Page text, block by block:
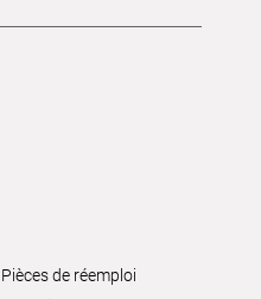
Pièces de réemploi